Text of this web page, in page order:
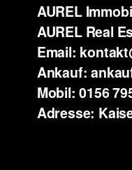
AUREL
AUREL Real
Email:
Ankauf:
Mobil: 0156
Adresse: